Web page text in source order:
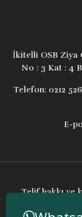
İkitelli OSB Ziya
No : 3 Kat : 4
Telefon:0212 526
E-
Telif hakkı ve